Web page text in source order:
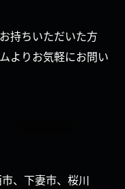
持ちいただいた方
よりお気軽にお問い
、下妻市、桜川